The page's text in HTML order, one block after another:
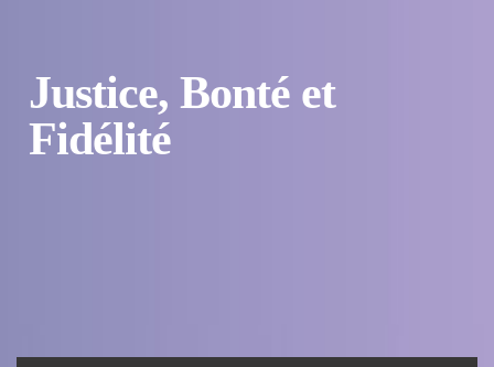
Justice, Bonté et
Fidélité